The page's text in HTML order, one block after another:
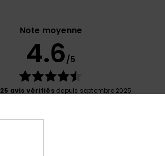
Note moyenne
4.6/5
25 avis vérifiésdepuis septembre 2025